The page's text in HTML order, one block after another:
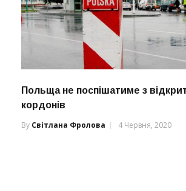
Польща не поспішатиме з
кордонів
By Світлана Фролова 4 Червня, 2020